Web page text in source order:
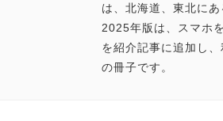
は、北海道、東北に
2025年版は、スマホ
を紹介記事に追加し
の冊子です。